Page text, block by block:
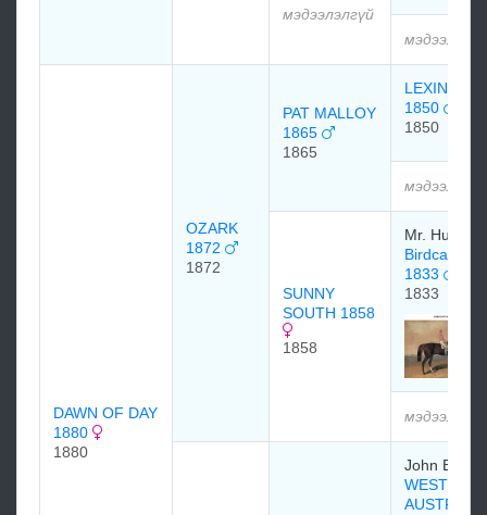
мэдээлэлгүй
DAWN OF DAY
1880
1880
OZARK
1872
1872
PAT MALLOY
1865
1865
1850
1850
SUNNY
SOUTH 1858
1858
Mr. Hunter
Birdcatcher
1833
1833
John Bowes
WEST